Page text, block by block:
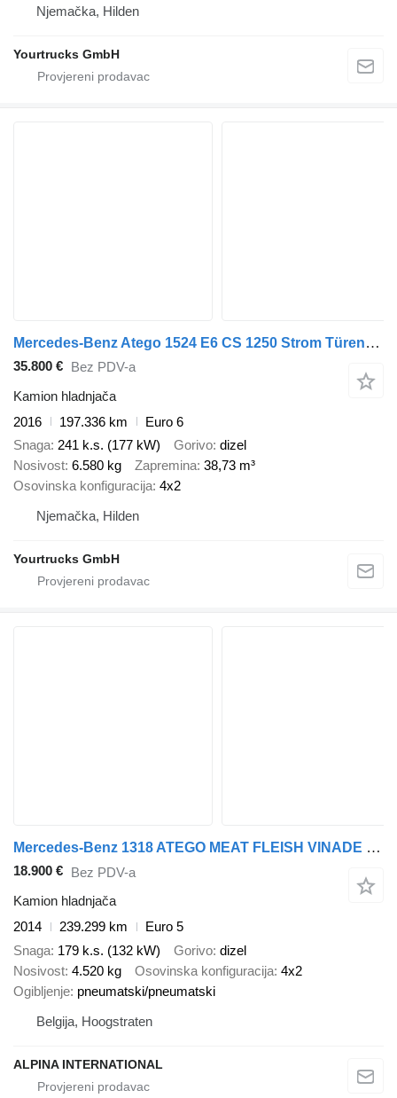
Njemačka, Hilden
Yourtrucks GmbH
Mercedes-Benz Atego 1524 E6 CS 1250 Strom Türen+LBW FRC
35.800 € Bez PDV-a
Kamion hladnjača
2016
197.336 km
Euro 6
Snaga 241 k.s. (177 kW) Gorivo dizel
Nosivost 6.580 kg Zapremina 38,73 m³
Osovinska konfiguracija 4x2
Njemačka, Hilden
Yourtrucks GmbH
Mercedes-Benz 1318 ATEGO MEAT FLEISH VINADE CARRIER SUPRA 550
18.900 € Bez PDV-a
Kamion hladnjača
2014
239.299 km
Euro 5
Snaga 179 k.s. (132 kW) Gorivo dizel
Nosivost 4.520 kg Osovinska konfiguracija 4x2
Ogibljenje pneumatski/pneumatski
Belgija, Hoogstraten
ALPINA INTERNATIONAL